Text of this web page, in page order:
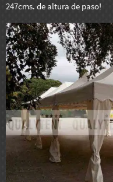
247cms. de altura de paso!